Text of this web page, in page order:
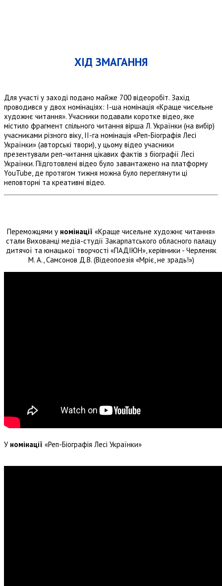
ХІД ЗМАГАННЯ
Для участі у заході подано майже 700 відеоробіт. Захід
проводився у двох номінаціях: І-ша номінація «Краще чисельне
художнє читання». Учасники подавали коротке відео, яке
містило фрагмент спільного читання вірша Л. Українки (на вибір)
учасниками різного віку, ІІ-га номінація «Реп-Біографія Лесі
Українки» (авторські твори), у цьому відео учасники
презентували реп-читання цікавих фактів з біографії Лесі
Українки. Підготовлені відео було завантажено на платформу
YouTube, де протягом тижня можна було переглянути ці
неповторні та креативні відео.
Переможцями у номінації «Краще чисельне художнє читання»
стали Вихованці медіа-студії Закарпатського обласного палацу
дитячої та юнацької творчості «ПАДІЮН», керівники - Черленяк
М. А., Самсонов Д.В. (Відеопоезія «Мріє, не зрадь!»)
Уномінації «Реп-Біографія Лесі Українки»